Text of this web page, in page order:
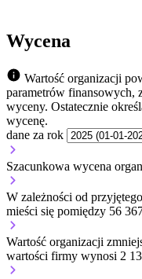
Wycena
Wartość organizacji
parametrów finansowych,
wyceny. Ostatecznie
wycenę.
dane za rok
Szacunkowa wycena
W zależności od
mieści się pomiędzy 56
Wartość organizacji
wartości firmy wynosi 2